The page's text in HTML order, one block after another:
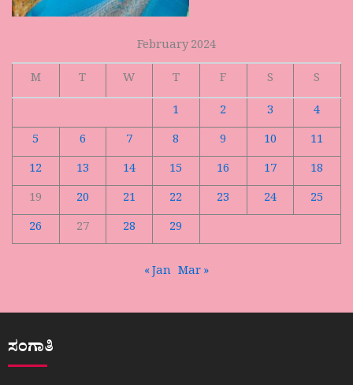
February 2024
M
T W T F S
S
1
2 3
4
5
6 7 8 9 10
11
12
13 14 15 16 17
18
19
20 21 22 23 24
25
26
27 28 29
« Jan Mar »
ಸಂಗಾತಿ